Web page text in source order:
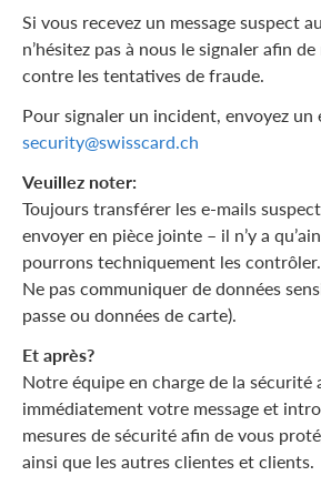
Si vous recevez un message suspect
n’hésitez pas à nous le signaler afin
contre les tentatives de fraude.
Pour signaler un incident, envoyez un
security@swisscard.ch
Veuillez noter:
Toujours transférer les e-mails
envoyer en pièce jointe – il n’y a
pourrons techniquement les contrôler.
Ne pas communiquer de données
passe ou données de carte).
Et après?
Notre équipe en charge de la sécurité
immédiatement votre message et
mesures de sécurité afin de vous
ainsi que les autres clientes et clients.